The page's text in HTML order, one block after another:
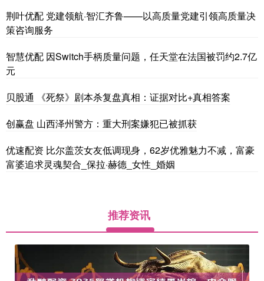
荆叶优配 党建领航·智汇齐鲁——以高质量党建引领高质量决
策咨询服务
智慧优配 因Switch手柄质量问题，任天堂在法国被罚约2.7亿
元
贝股通 《死祭》剧本杀复盘真相：证据对比+真相答案
创赢盘 山西泽州警方：重大刑案嫌犯已被抓获
优速配资 比尔盖茨女友低调现身，62岁优雅魅力不减，富豪
富婆追求灵魂契合_保拉·赫德_女性_婚姻
推荐资讯